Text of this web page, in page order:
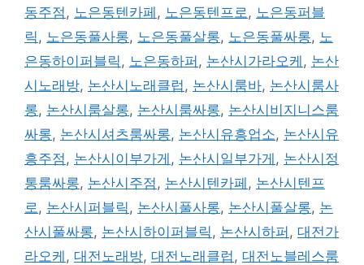
동주점 , 노은동텐카페 , 노은동텐프로 , 노은동퍼블
릭 , 노은동풀사롱, 노은동풀살롱, 노은동풀싸롱, 노
은동하이퍼블릭 , 노은동하퍼 , 논산시가라오케 , 논산
시노래방, 논산시노래클럽 , 논산시룸바, 논산시룸사
롱, 논산시룸살롱, 논산시룸싸롱, 논산시비지니스룸
싸롱, 논산시셔츠룸싸롱, 논산시유흥업소, 논산시유
흥주점 , 논산시이부가게 , 논산시일부가게 , 논산시정
통룸싸롱, 논산시주점 , 논산시텐카페 , 논산시텐프
로 , 논산시퍼블릭 , 논산시풀사롱, 논산시풀살롱, 논
산시풀싸롱, 논산시하이퍼블릭 , 논산시하퍼 , 대전가
라오케 , 대전노래방, 대전노래클럽 , 대전노블레스룸